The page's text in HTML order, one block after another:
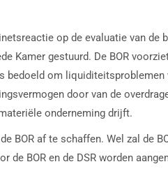
op de evaluatie van
Kamer gestuurd. De BOR
bedoeld om
door van de
onderneming drijft.
BOR af te schaffen. Wel zal de
de BOR en de DSR worden